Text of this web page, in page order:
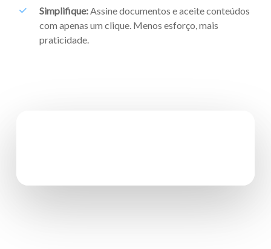
Simplifique: Assine documentos e aceite conteúdos
com apenas um clique. Menos esforço, mais
praticidade.